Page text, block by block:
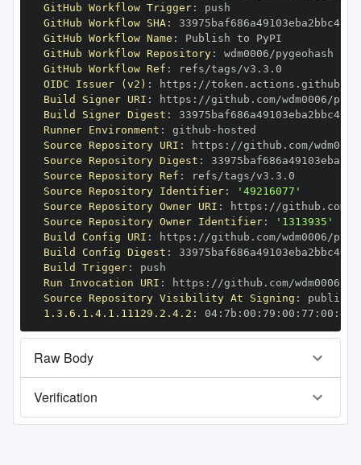
GitHub Workflow Trigger:
GitHub Workflow SHA:
GitHub Workflow Name :
GitHub Workflow Repository:
GitHub Workflow Ref :
OIDC Issuer (v2) : https :
Build Signer URI : https : //github.com/wdm0006/
Build Signer Digest :
Runner Environment : github -
Source Repository URI : https :
Source Repository Digest :
Source Repository Ref :
Source Repository Identifier:
'49216077'
Source Repository Owner URI : https :
Source Repository Owner Identifier:
'1313935'
Build Config URI : https : //github.com/wdm0006/
Build Config Digest :
Build Trigger:
Run Invocation URI : https :
Source Repository Visibility At Signing :
1.3.6.1.4.1.11129.2.4.2 : 04: 7b : 00 : 79 : 00 : 77 : 00 : dd
Raw Body
Verification